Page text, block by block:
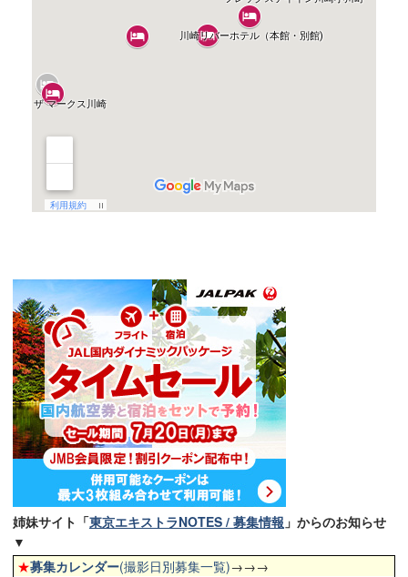
姉妹サイト「東京エキストラNOTES / 募集情報 」からのお知らせ
▼
★募集カレンダー(撮影日別募集一覧)→→→